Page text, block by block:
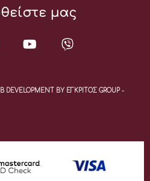
μας
BY ΕΓΚΡΙΤΟΣ GROUP -